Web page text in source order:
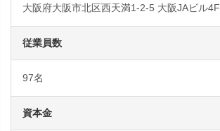
大阪府大阪市北区西天満1-2-5 大阪JAビル4F
従業員数
97名
資本金